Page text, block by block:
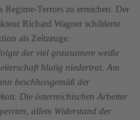
Regime-Terrors zu erreichen. Der
Richard Wagner schilderte
als Zeitzeuge:
der viel grausamere weiße
blutig niedertrat. Am
beschlussgemäß der
Die österreichischen Arbeiter
allem Widerstand der